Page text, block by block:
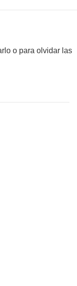
o para olvidar las